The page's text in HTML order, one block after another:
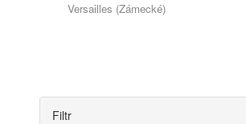
Versailles (zámecké)
Filtr